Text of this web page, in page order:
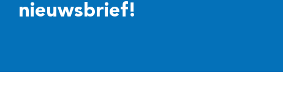
nieuwsbrief!